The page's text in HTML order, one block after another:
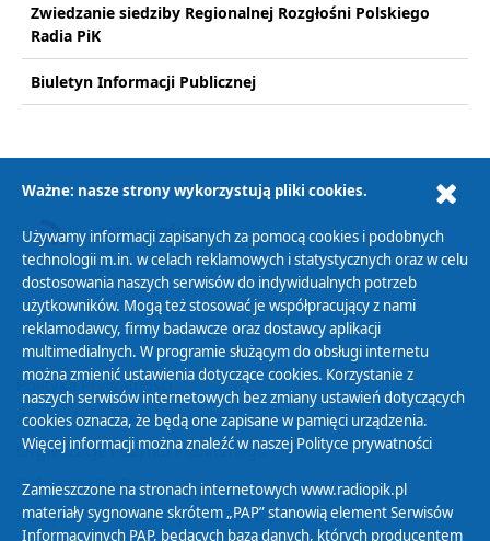
Zwiedzanie siedziby Regionalnej Rozgłośni Polskiego
Radia PiK
Biuletyn Informacji Publicznej
AKTUALNOŚCI RSS
Polityka Prywatności
Zasady korzystania z Serwisu
Organizacje Pożytku Publicznego
Cyfryzacja DAB+
Polityka ochrony danych osobowych
Ważne: nasze strony wykorzystują pliki cookies.
Używamy informacji zapisanych za pomocą cookies i podobnych
technologii m.in. w celach reklamowych i statystycznych oraz w celu
dostosowania naszych serwisów do indywidualnych potrzeb
użytkowników. Mogą też stosować je współpracujący z nami
reklamodawcy, firmy badawcze oraz dostawcy aplikacji
multimedialnych. W programie służącym do obsługi internetu
można zmienić ustawienia dotyczące cookies. Korzystanie z
naszych serwisów internetowych bez zmiany ustawień dotyczących
cookies oznacza, że będą one zapisane w pamięci urządzenia.
Więcej informacji można znaleźć w naszej Polityce prywatności
Zamieszczone na stronach internetowych www.radiopik.pl
materiały sygnowane skrótem „PAP” stanowią element Serwisów
Informacyjnych PAP, będących bazą danych, których producentem